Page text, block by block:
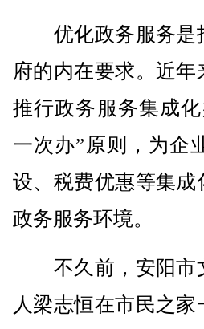
优化政务服务是
府的内在要求。近
推行政务服务集成
一次办”原则，为企
设、税费优惠等集
政务服务环境。
不久前，安阳市
人梁志恒在市民之